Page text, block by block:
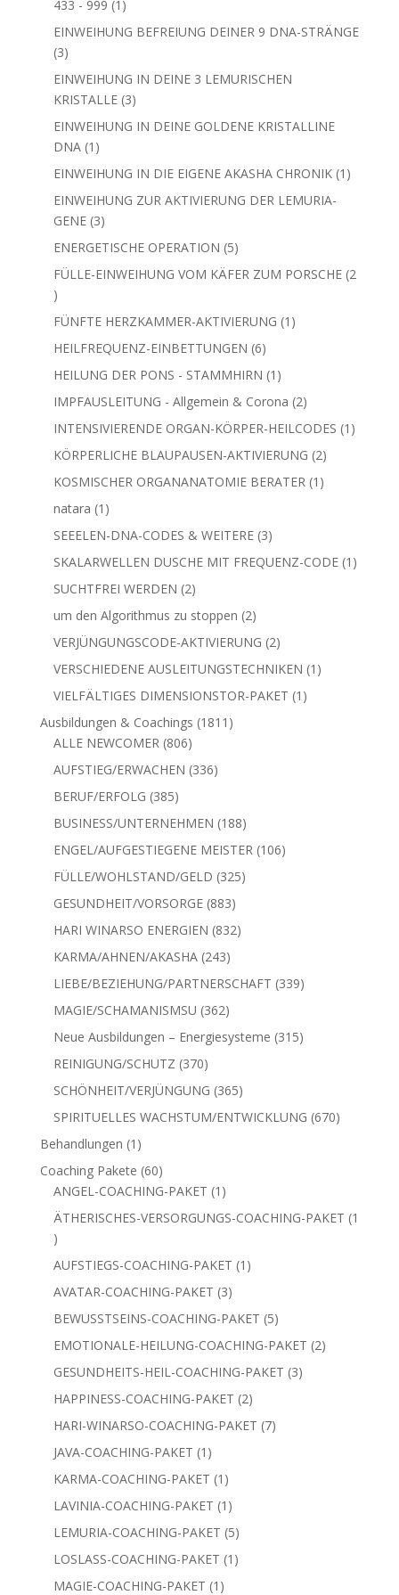
433 - 999 1 1
Produkt
EINWEIHUNG BEFREIUNG DEINER 9 DNA-STRÄNGE
33
Produkte
EINWEIHUNG IN DEINE 3 LEMURISCHEN
KRISTALLE 33
Produkte
EINWEIHUNG IN DEINE GOLDENE KRISTALLINE
DNA 1 1
Produkt
EINWEIHUNG IN DIE EIGENE AKASHA CHRONIK 1 1
EINWEIHUNG ZUR AKTIVIERUNG DER LEMURIA-
GENE 33
Produkte
ENERGETISCHE OPERATION 55
Produkte
FÜLLE-EINWEIHUNG VOM KÄFER ZUM PORSCHE 2
2
Produkte
FÜNFTE HERZKAMMER-AKTIVIERUNG 1 1
HEILFREQUENZ-EINBETTUNGEN 66
Produkte
HEILUNG DER PONS - STAMMHIRN 1 1
Produkt
IMPFAUSLEITUNG - Allgemein & Corona 22
Produkte
INTENSIVIERENDE ORGAN-KÖRPER-HEILCODES 1 1
KÖRPERLICHE BLAUPAUSEN-AKTIVIERUNG 22
Produkte
KOSMISCHER ORGANANATOMIE BERATER 1 1
natara 1 1
Produkt
SEEELEN-DNA-CODES & WEITERE 33
Produkte
SKALARWELLEN DUSCHE MIT FREQUENZ-CODE 1 1
SUCHTFREI WERDEN 22
Produkte
um den Algorithmus zu stoppen 22
Produkte
VERJÜNGUNGSCODE-AKTIVIERUNG 22
Produkte
VERSCHIEDENE AUSLEITUNGSTECHNIKEN 1 1
VIELFÄLTIGES DIMENSIONSTOR-PAKET 1 1
Ausbildungen & Coachings 1811 1811
ALLE NEWCOMER 806806
Produkte
AUFSTIEG/ERWACHEN 336336
BERUF/ERFOLG 385385
Produkte
BUSINESS/UNTERNEHMEN 188188
Produkte
ENGEL/AUFGESTIEGENE MEISTER 106106
FÜLLE/WOHLSTAND/GELD 325325
GESUNDHEIT/VORSORGE 883883
Produkte
HARI WINARSO ENERGIEN 832832
KARMA/AHNEN/AKASHA 243243
Produkte
LIEBE/BEZIEHUNG/PARTNERSCHAFT 339339
MAGIE/SCHAMANISMSU 362362
Produkte
Neue Ausbildungen – Energiesysteme 315315
REINIGUNG/SCHUTZ 370370
Produkte
SCHÖNHEIT/VERJÜNGUNG 365365
Produkte
SPIRITUELLES WACHSTUM/ENTWICKLUNG 670670
Behandlungen 1 1
Produkt
Coaching Pakete 6060
Produkte
ANGEL-COACHING-PAKET 1 1
Produkt
ÄTHERISCHES-VERSORGUNGS-COACHING-PAKET 1
1
Produkt
AUFSTIEGS-COACHING-PAKET 1 1
AVATAR-COACHING-PAKET 33
Produkte
BEWUSSTSEINS-COACHING-PAKET 55
Produkte
EMOTIONALE-HEILUNG-COACHING-PAKET 22
GESUNDHEITS-HEIL-COACHING-PAKET 33
HAPPINESS-COACHING-PAKET 22
Produkte
HARI-WINARSO-COACHING-PAKET 77
JAVA-COACHING-PAKET 1 1
Produkt
KARMA-COACHING-PAKET 1 1
Produkt
LAVINIA-COACHING-PAKET 1 1
Produkt
LEMURIA-COACHING-PAKET 55
Produkte
LOSLASS-COACHING-PAKET 1 1
MAGIE-COACHING-PAKET 1 1